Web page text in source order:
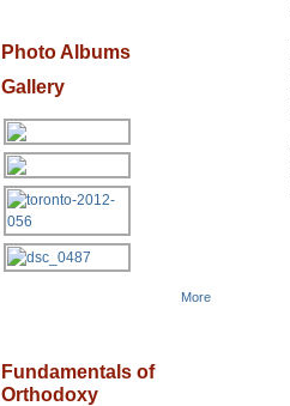
Photo Albums
Gallery
More
Fundamentals of
Orthodoxy